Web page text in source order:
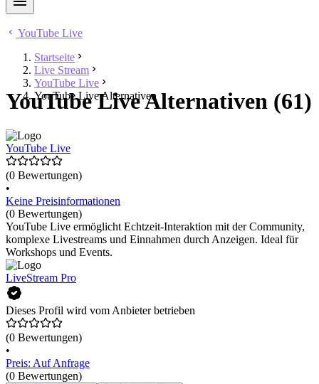
YouTube Live
Startseite
Live Stream
YouTube Live
YouTube Live Alternativen
YouTube Live Alternativen (61)
YouTube Live
(0 Bewertungen)
•
Keine Preisinformationen
(0 Bewertungen)
YouTube Live ermöglicht Echtzeit-Interaktion mit der Community,
komplexe Livestreams und Einnahmen durch Anzeigen. Ideal für
Workshops und Events.
LiveStream Pro
Dieses Profil wird vom Anbieter betrieben
(0 Bewertungen)
•
Preis: Auf Anfrage
(0 Bewertungen)